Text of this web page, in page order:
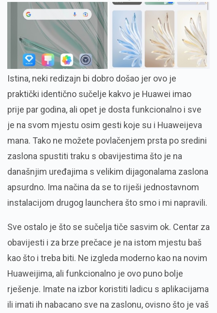
Istina, neki redizajn bi dobro došao jer ovo je
praktički identično sučelje kakvo je Huawei imao
prije par godina, ali opet je dosta funkcionalno i sve
je na svom mjestu osim gesti koje su i Huaweijeva
mana. Tako ne možete povlačenjem prsta po sredini
zaslona spustiti traku s obavijestima što je na
današnjim uređajima s velikim dijagonalama zaslona
apsurdno. Ima načina da se to riješi jednostavnom
instalacijom drugog launchera što smo i mi napravili.
Sve ostalo je što se sučelja tiče sasvim ok. Centar za
obavijesti i za brze prečace je na istom mjestu baš
kao što i treba biti. Ne izgleda moderno kao na novim
Huaweijima, ali funkcionalno je ovo puno bolje
rješenje. Imate na izbor koristiti ladicu s aplikacijama
ili imati ih nabacano sve na zaslonu, ovisno što je vaš